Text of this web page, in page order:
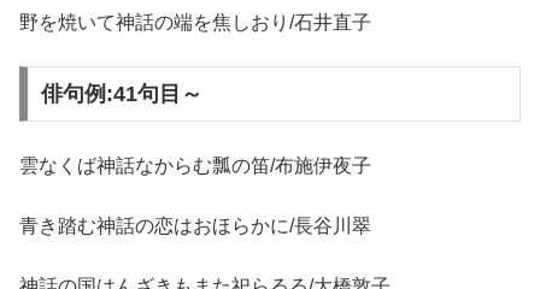
野を焼いて神話の端を焦しおり/石井直子
俳句例:41句目～
雲なくば神話なからむ瓢の笛/布施伊夜子
青き踏む神話の恋はおほらかに/長谷川翠